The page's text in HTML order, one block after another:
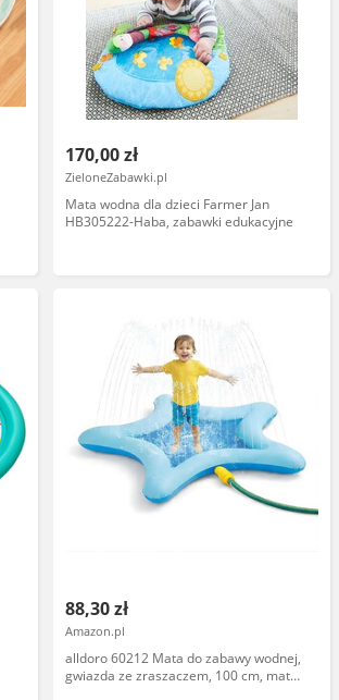
170,00 zł
ZieloneZabawki.pl
Mata wodna dla dzieci Farmer Jan
HB305222-Haba, zabawki edukacyjne
88,30 zł
Amazon.pl
alldoro 60212 Mata do zabawy wodnej,
gwiazda ze zraszaczem, 100 cm, mata